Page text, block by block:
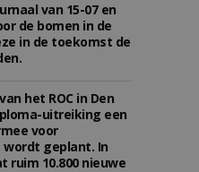
van 15-07 en
de bomen in de
in de toekomst de
het ROC in Den
uitreiking een
voor
wordt geplant. In
ruim 10.800 nieuwe